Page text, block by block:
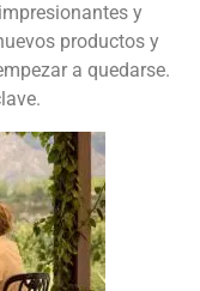
y
productos y
a quedarse.